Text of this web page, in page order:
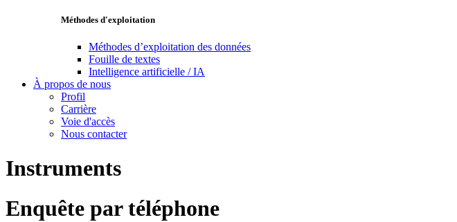
Méthodes d'exploitation
Méthodes d’exploitation des données
Fouille de textes
Intelligence artificielle / IA
À propos de nous
Profil
Carrière
Voie d'accès
Nous contacter
Instruments
Enquête par téléphone